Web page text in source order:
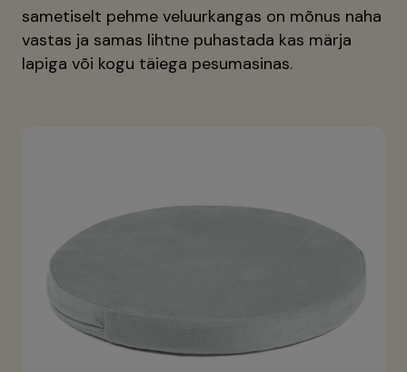
sametiselt pehme veluurkangas on mõnus naha
vastas ja samas lihtne puhastada kas märja
lapiga või kogu täiega pesumasinas.